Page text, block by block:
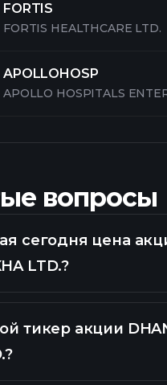
FORTIS
FORTIS HEALTHCARE LTD.
APOLLOHOSP
APOLLO HOSPITALS
вопросы
сегодня цена
LTD.?
тикер акции